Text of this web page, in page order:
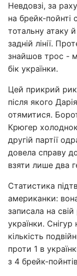
Невдовзі, за
на брейк-пойнті
тотальну атаку
задній лінії.
знайшов трос -
бік українки.
Цей прикрий
після якого
отямитися.
Крюгер
другій партії
довела справу
взяти лише два
Статистика
американки:
записала на
українки.
кількість
проти 1 в
з 4 брейк-